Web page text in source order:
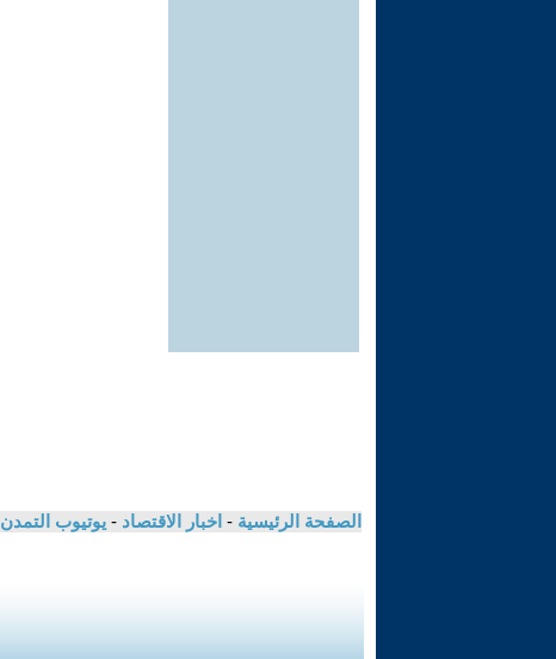
الصفحة الرئيسية - اخبار الاقتصاد - يوتيوب التمدن